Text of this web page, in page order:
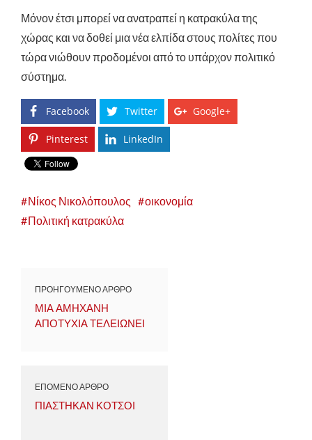
Μόνον έτσι μπορεί να ανατραπεί η κατρακύλα της
χώρας και να δοθεί μια νέα ελπίδα στους πολίτες που
τώρα νιώθουν προδομένοι από το υπάρχον πολιτικό
σύστημα.
Facebook Twitter Google+
Pinterest LinkedIn
Νίκος Νικολόπουλος
οικονομία
Πολιτική κατρακύλα
ΠΡΟΗΓΟΥΜΕΝΟ ΑΡΘΡΟ
ΜΙΑ ΑΜΗΧΑΝΗ
ΑΠΟΤΥΧΙΑ ΤΕΛΕΙΩΝΕΙ
ΕΠΟΜΕΝΟ ΑΡΘΡΟ
ΠΙΑΣΤΗΚΑΝ ΚΟΤΣΟΙ